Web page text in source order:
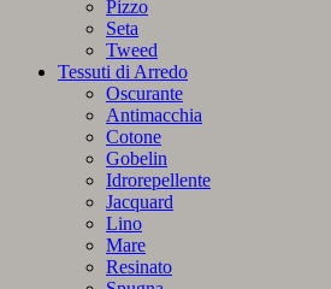
Pizzo
Seta
Tweed
Tessuti di Arredo
Oscurante
Antimacchia
Cotone
Gobelin
Idrorepellente
Jacquard
Lino
Mare
Resinato